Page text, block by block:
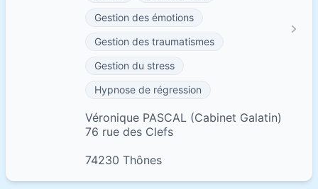
Gestion des émotions
Gestion des traumatismes
Gestion du stress
Hypnose de régression
Véronique PASCAL (Cabinet Galatin)
76 rue des Clefs
74230 Thônes